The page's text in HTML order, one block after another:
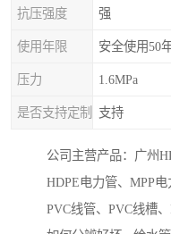
抗压强度 强
使用年限 安全使用50
压力 1.6MPa
是否支持定制 支持
公司主营产品：广州
HDPE电力管、MPP电
PVC线管、PVC线槽、